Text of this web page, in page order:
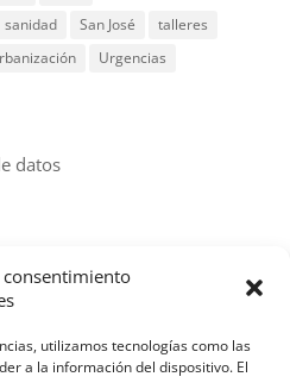
consentimiento
utilizamos tecnologías como las
a la información del dispositivo. El
sanidad San José
talleres
Urgencias
datos
del parque